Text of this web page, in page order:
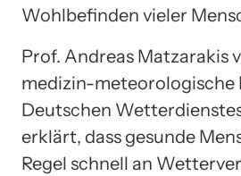
Wohlbefinden vieler
Prof. Andreas Matzarakis
medizin-meteorologische
Deutschen
erklärt, dass gesunde
Regel schnell an